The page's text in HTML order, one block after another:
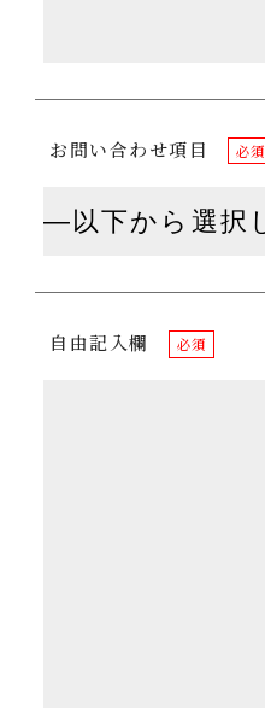
お問い合わせ項目 必須
自由記入欄 必須